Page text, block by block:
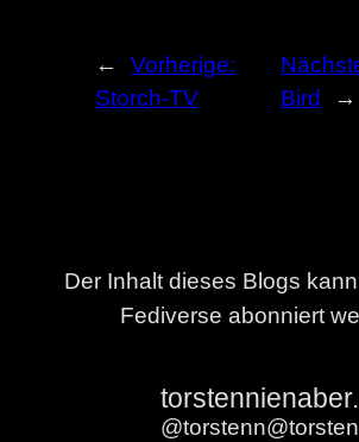
←
Vorherige:
Storch-TV
Bird
→
Der Inhalt dieses Blogs
Fediverse abonniert